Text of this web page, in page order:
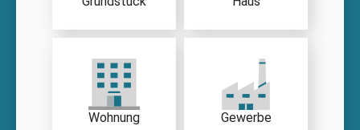
Wohnung Gewerbe